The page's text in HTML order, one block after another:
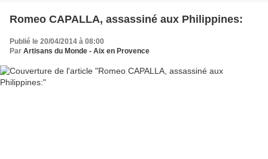
Romeo CAPALLA, assassiné aux Philippines:
Publié le 20/04/2014 à 08:00
Par Artisans du Monde - Aix en Provence